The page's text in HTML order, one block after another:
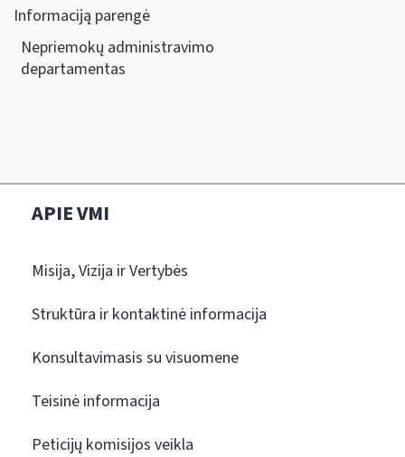
Informaciją parengė
Nepriemokų administravimo
APIE VMI
Misija, Vizija ir Vertybės
Struktūra ir kontaktinė informacija
Konsultavimasis su visuomene
Teisinė informacija
Peticijų komisijos veikla